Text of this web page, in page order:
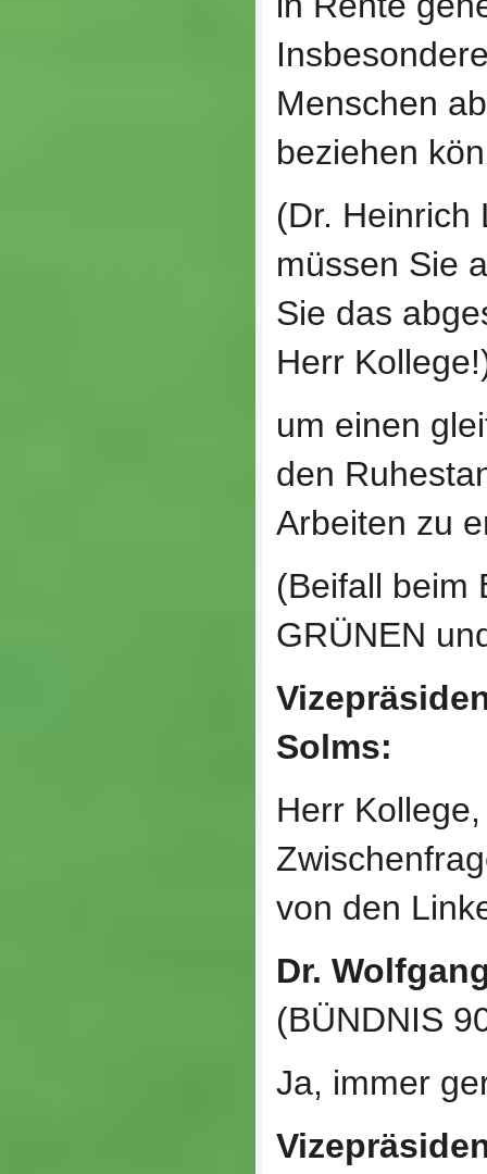
Menschen
beziehen
(Dr. Heinrich
müssen Sie
Sie das
Herr
um einen
den
Arbeiten zu
(Beifall beim
GRÜNEN
Solms:
Herr
von den
Dr.
(BÜNDNIS
Ja, immer